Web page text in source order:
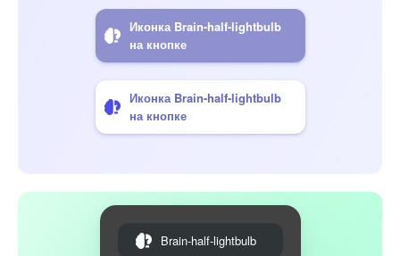
Иконка Brain-half-lightbulb
на кнопке
Иконка Brain-half-lightbulb
на кнопке
Brain-half-lightbulb